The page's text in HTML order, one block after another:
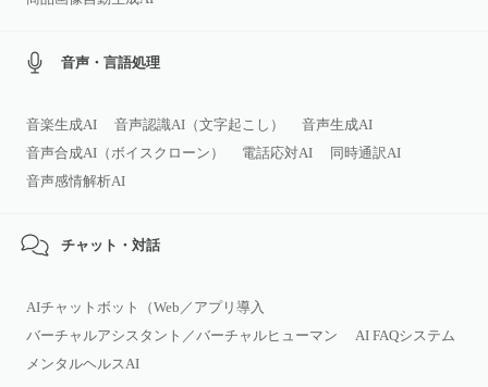
音声・言語処理
音楽生成AI 音声認識AI（文字起こし）
音声生成AI
音声合成AI（ボイスクローン）
電話応対AI
同時通訳AI
音声感情解析AI
チャット・対話
AIチャットボット（Web／アプリ導入
バーチャルアシスタント／バーチャルヒューマン
AI FAQシステム
メンタルヘルスAI